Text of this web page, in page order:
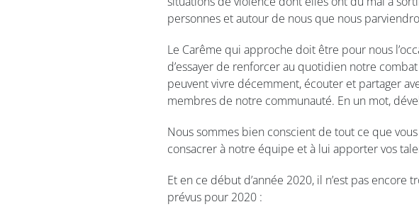
personnes et autour de nous que nous
Le Carême qui approche doit être pour nous
d’essayer de renforcer au quotidien notre
peuvent vivre décemment, écouter et partager
membres de notre communauté. En un mot,
Nous sommes bien conscient de tout ce que
consacrer à notre équipe et à lui apporter vos
Et en ce début d’année 2020, il n’est pas
prévus pour 2020 :